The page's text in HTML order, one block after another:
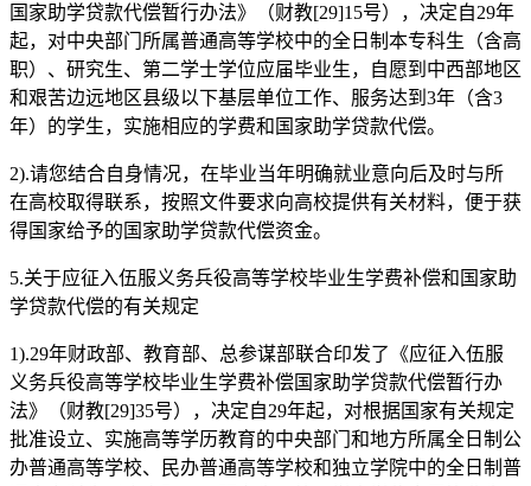
国家助学贷款代偿暂行办法》（财教[29]15号），决定自29年
起，对中央部门所属普通高等学校中的全日制本专科生（含高
职）、研究生、第二学士学位应届毕业生，自愿到中西部地区
和艰苦边远地区县级以下基层单位工作、服务达到3年（含3
年）的学生，实施相应的学费和国家助学贷款代偿。
2).请您结合自身情况，在毕业当年明确就业意向后及时与所
在高校取得联系，按照文件要求向高校提供有关材料，便于获
得国家给予的国家助学贷款代偿资金。
5.关于应征入伍服义务兵役高等学校毕业生学费补偿和国家助
学贷款代偿的有关规定
1).29年财政部、教育部、总参谋部联合印发了《应征入伍服
义务兵役高等学校毕业生学费补偿国家助学贷款代偿暂行办
法》（财教[29]35号），决定自29年起，对根据国家有关规定
批准设立、实施高等学历教育的中央部门和地方所属全日制公
办普通高等学校、民办普通高等学校和独立学院中的全日制普